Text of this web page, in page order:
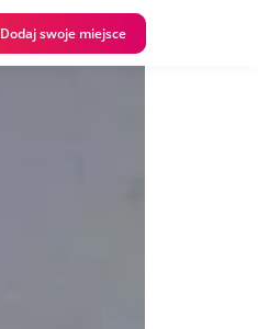
Dodaj swoje miejsce